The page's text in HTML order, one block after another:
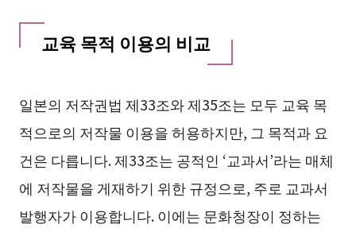
교육 목적 이용의 비교
일본의 저작권법 제33조와 제35조는 모두 교육 목
적으로의 저작물 이용을 허용하지만, 그 목적과 요
건은 다릅니다. 제33조는 공적인 ‘교과서’라는 매체
에 저작물을 게재하기 위한 규정으로, 주로 교과서
발행자가 이용합니다. 이에는 문화청장이 정하는